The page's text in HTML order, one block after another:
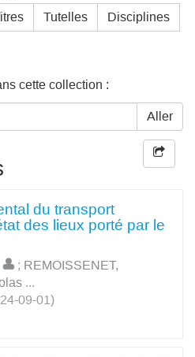
Tutelles Disciplines
cette collection :
Aller
du transport
des lieux porté par le
; REMOISSENET,
...
09-01)